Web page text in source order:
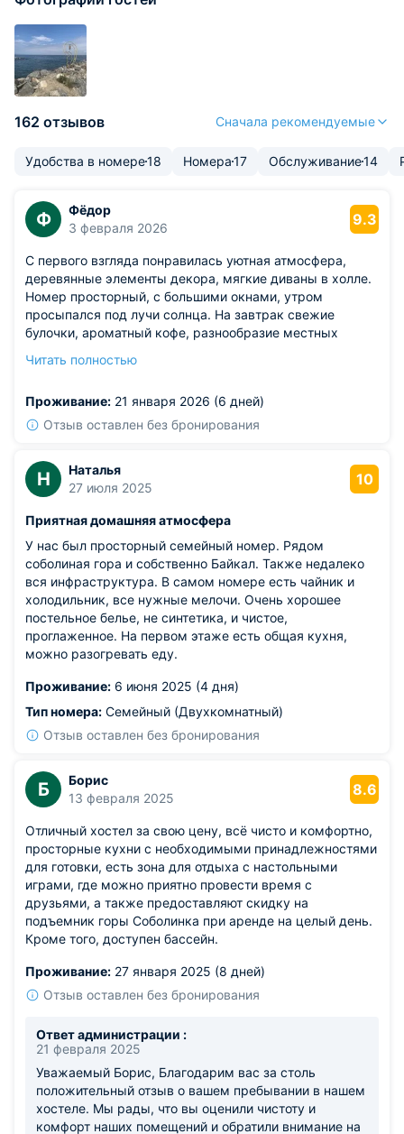
162 отзывов Сначала рекомендуемые
Удобства в номере18 Номера17 Обслуживание14
Ф
Фёдор
3 февраля 2026
9.3
С первого взгляда понравилась уютная атмосфера,
деревянные элементы декора, мягкие диваны в холле.
Номер просторный, с большими окнами, утром
просыпался под лучи солнца. На завтрак свежие
булочки, ароматный кофе, разнообразие местных
организовать экскурсию на квадроциклах.
приходилось выключать его ночью.
Читать полностью
Проживание: 21 января 2026 (6 дней)
Отзыв оставлен без бронирования
Н
Наталья
27 июля 2025
10
Приятная домашняя атмосфера
У нас был просторный семейный номер. Рядом
соболиная гора и собственно Байкал. Также недалеко
вся инфраструктура. В самом номере есть чайник и
холодильник, все нужные мелочи. Очень хорошее
постельное белье, не синтетика, и чистое,
проглаженное. На первом этаже есть общая кухня,
можно разогревать еду.
Проживание: 6 июня 2025 (4 дня)
Тип номера: Семейный (Двухкомнатный)
Отзыв оставлен без бронирования
Б
Борис
13 февраля 2025
8.6
Отличный хостел за свою цену, всё чисто и комфортно,
просторные кухни с необходимыми принадлежностями
для готовки, есть зона для отдыха с настольными
играми, где можно приятно провести время с
друзьями, а также предоставляют скидку на
подъемник горы Соболинка при аренде на целый день.
Кроме того, доступен бассейн.
Проживание: 27 января 2025 (8 дней)
Отзыв оставлен без бронирования
Ответ администрации :
21 февраля 2025
Уважаемый Борис, Благодарим вас за столь
положительный отзыв о вашем пребывании в нашем
хостеле. Мы рады, что вы оценили чистоту и
комфорт наших помещений и обратили внимание на